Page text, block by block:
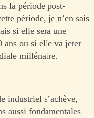
la période post-
période, je n’en sais
si elle sera une
ans ou si elle va jeter
millénaire.
industriel s’achève,
aussi fondamentales